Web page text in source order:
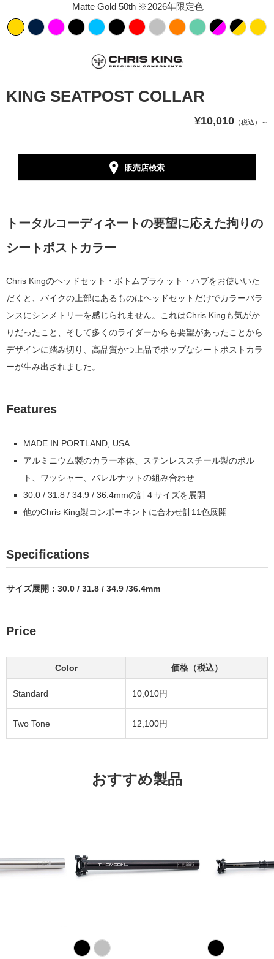
KING SEATPOST COLLAR
¥10,010 （税込）～
Matte Gold 50th ※2026年限定色
販売店検索
トータルコーディネートの要望に応えた拘りの
シートポストカラー
Chris Kingのヘッドセット・ボトムブラケット・ハブをお使いいた
だくと、バイクの上部にあるものはヘッドセットだけでカラーバラ
ンスにシンメトリーを感じられません。これはChris Kingも気がか
りだったこと、そして多くのライダーからも要望があったことから
デザインに踏み切り、高品質かつ上品でポップなシートポストカラ
ーが生み出されました。
Features
MADE IN PORTLAND, USA
アルミニウム製のカラー本体、ステンレススチール製のボル
ト、ワッシャー、バレルナットの組み合わせ
30.0 / 31.8 / 34.9 / 36.4mmの計４サイズを展開
他のChris King製コンポーネントに合わせ計11色展開
Specifications
サイズ展開：30.0 / 31.8 / 34.9 /36.4mm
Price
Color 価格（税込）
Standard 10,010円
Two Tone 12,100円
おすすめ製品